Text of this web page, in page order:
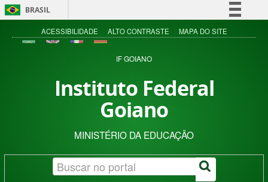
BRASIL
Simplifique!
Acesso à informação
ACESSIBILIDADE ALTO CONTRASTE MAPA DO SITE
IF GOIANO
Instituto Federal
Goiano
MINISTÉRIO DA EDUCAÇÃO